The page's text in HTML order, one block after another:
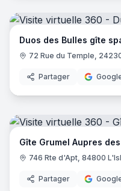
Duos des Bulles gîte
72 Rue du Temple,
Partager
Gîte Grumel Aupres
746 Rte d'Apt, 84800
Partager